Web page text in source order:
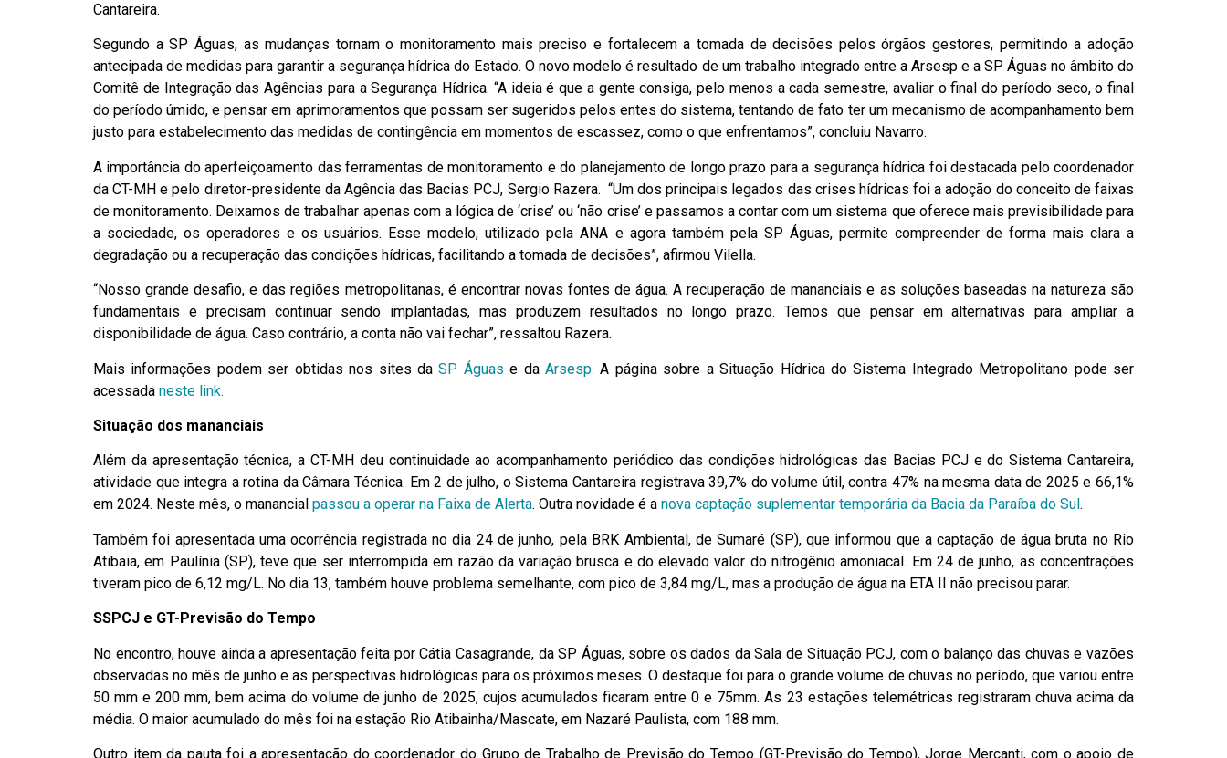
Cantareira.
Segundo a SP Águas, as mudanças tornam o monitoramento mais preciso e fortalecem a tomada de decisões pelos órgãos gestores, permitindo a adoção
antecipada de medidas para garantir a segurança hídrica do Estado. O novo modelo é resultado de um trabalho integrado entre a Arsesp e a SP Águas no âmbito do
Comitê de Integração das Agências para a Segurança Hídrica. “A ideia é que a gente consiga, pelo menos a cada semestre, avaliar o final do período seco, o final
do período úmido, e pensar em aprimoramentos que possam ser sugeridos pelos entes do sistema, tentando de fato ter um mecanismo de acompanhamento bem
justo para estabelecimento das medidas de contingência em momentos de escassez, como o que enfrentamos”, concluiu Navarro.
A importância do aperfeiçoamento das ferramentas de monitoramento e do planejamento de longo prazo para a segurança hídrica foi destacada pelo coordenador
da CT-MH e pelo diretor-presidente da Agência das Bacias PCJ, Sergio Razera. “Um dos principais legados das crises hídricas foi a adoção do conceito de faixas
de monitoramento. Deixamos de trabalhar apenas com a lógica de ‘crise’ ou ‘não crise’ e passamos a contar com um sistema que oferece mais previsibilidade para
a sociedade, os operadores e os usuários. Esse modelo, utilizado pela ANA e agora também pela SP Águas, permite compreender de forma mais clara a
degradação ou a recuperação das condições hídricas, facilitando a tomada de decisões”, afirmou Vilella.
“Nosso grande desafio, e das regiões metropolitanas, é encontrar novas fontes de água. A recuperação de mananciais e as soluções baseadas na natureza são
fundamentais e precisam continuar sendo implantadas, mas produzem resultados no longo prazo. Temos que pensar em alternativas para ampliar a
disponibilidade de água. Caso contrário, a conta não vai fechar”, ressaltou Razera.
Mais informações podem ser obtidas nos sites daSP Águas e daArsesp. A página sobre a Situação Hídrica do Sistema Integrado Metropolitano pode ser
acessada neste link.
Situação dos mananciais
Além da apresentação técnica, a CT-MH deu continuidade ao acompanhamento periódico das condições hidrológicas das Bacias PCJ e do Sistema Cantareira,
atividade que integra a rotina da Câmara Técnica. Em 2 de julho, o Sistema Cantareira registrava 39,7% do volume útil, contra 47% na mesma data de 2025 e 66,1%
em 2024. Neste mês, o manancial passou a operar na Faixa de Alerta. Outra novidade é a nova captação suplementar temporária da Bacia da Paraíba do Sul .
Também foi apresentada uma ocorrência registrada no dia 24 de junho, pela BRK Ambiental, de Sumaré (SP), que informou que a captação de água bruta no Rio
Atibaia, em Paulínia (SP), teve que ser interrompida em razão da variação brusca e do elevado valor do nitrogênio amoniacal. Em 24 de junho, as concentrações
tiveram pico de 6,12 mg/L. No dia 13, também houve problema semelhante, com pico de 3,84 mg/L, mas a produção de água na ETA II não precisou parar.
SSPCJ e GT-Previsão do Tempo
No encontro, houve ainda a apresentação feita por Cátia Casagrande, da SP Águas, sobre os dados da Sala de Situação PCJ, com o balanço das chuvas e vazões
observadas no mês de junho e as perspectivas hidrológicas para os próximos meses. O destaque foi para o grande volume de chuvas no período, que variou entre
50 mm e 200 mm, bem acima do volume de junho de 2025, cujos acumulados ficaram entre 0 e 75mm. As 23 estações telemétricas registraram chuva acima da
média. O maior acumulado do mês foi na estação Rio Atibainha/Mascate, em Nazaré Paulista, com 188 mm.
Outro item da pauta foi a apresentação do coordenador do Grupo de Trabalho de Previsão do Tempo (GT-Previsão do Tempo), Jorge Mercanti, com o apoio de